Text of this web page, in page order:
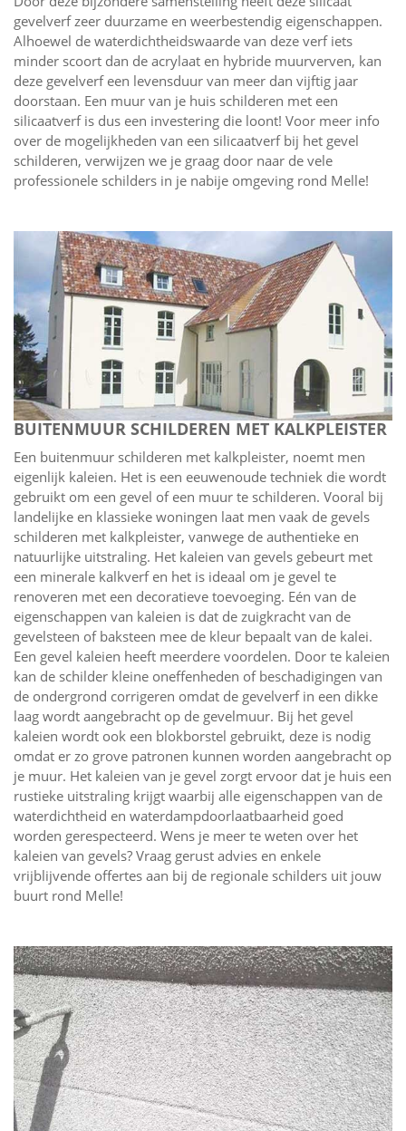
gevelverf zeer duurzame en weerbestendig eigenschappen.
Alhoewel de waterdichtheidswaarde van deze verf iets
minder scoort dan de acrylaat en hybride muurverven, kan
deze gevelverf een levensduur van meer dan vijftig jaar
doorstaan. Een muur van je huis schilderen met een
silicaatverf is dus een investering die loont! Voor meer info
over de mogelijkheden van een silicaatverf bij het gevel
schilderen, verwijzen we je graag door naar de vele
professionele schilders in je nabije omgeving rond Melle!
BUITENMUUR SCHILDEREN MET KALKPLEISTER
Een buitenmuur schilderen met kalkpleister, noemt men
eigenlijk kaleien. Het is een eeuwenoude techniek die wordt
gebruikt om een gevel of een muur te schilderen. Vooral bij
landelijke en klassieke woningen laat men vaak de gevels
schilderen met kalkpleister, vanwege de authentieke en
natuurlijke uitstraling. Het kaleien van gevels gebeurt met
een minerale kalkverf en het is ideaal om je gevel te
renoveren met een decoratieve toevoeging. Eén van de
eigenschappen van kaleien is dat de zuigkracht van de
gevelsteen of baksteen mee de kleur bepaalt van de kalei.
Een gevel kaleien heeft meerdere voordelen. Door te kaleien
kan de schilder kleine oneffenheden of beschadigingen van
de ondergrond corrigeren omdat de gevelverf in een dikke
laag wordt aangebracht op de gevelmuur. Bij het gevel
kaleien wordt ook een blokborstel gebruikt, deze is nodig
omdat er zo grove patronen kunnen worden aangebracht op
je muur. Het kaleien van je gevel zorgt ervoor dat je huis een
rustieke uitstraling krijgt waarbij alle eigenschappen van de
waterdichtheid en waterdampdoorlaatbaarheid goed
worden gerespecteerd. Wens je meer te weten over het
kaleien van gevels? Vraag gerust advies en enkele
vrijblijvende offertes aan bij de regionale schilders uit jouw
buurt rond Melle!